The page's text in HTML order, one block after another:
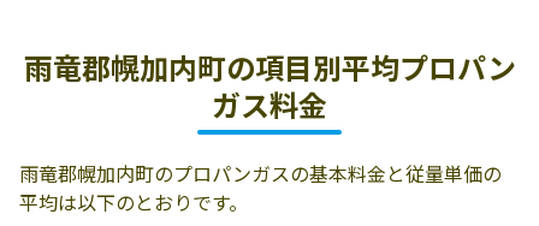
雨竜郡幌加内町の項目別平均プロパン
ガス料金
雨竜郡幌加内町のプロパンガスの基本料金と従量単価の
平均は以下のとおりです。